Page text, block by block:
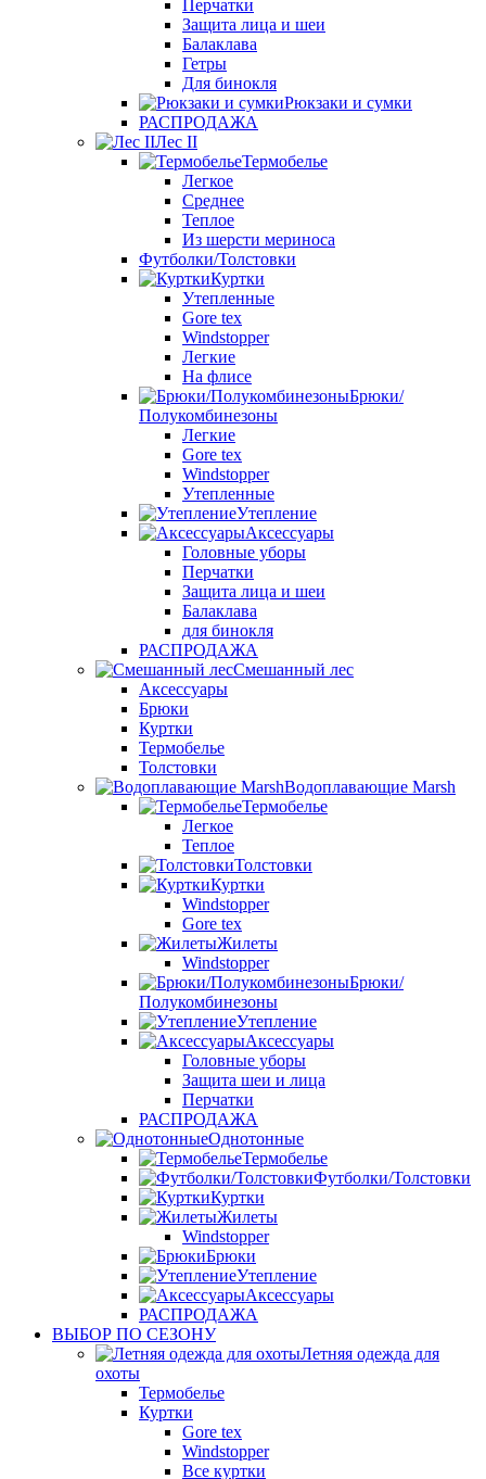
Перчатки
Защита лица и шеи
Балаклава
Гетры
Для бинокля
Рюкзаки и сумки
РАСПРОДАЖА
Лес II
Термобелье
Легкое
Среднее
Теплое
Из шерсти мериноса
Футболки/Толстовки
Куртки
Утепленные
Gore tex
Windstopper
Легкие
На флисе
Брюки/
Полукомбинезоны
Легкие
Gore tex
Windstopper
Утепленные
Утепление
Аксессуары
Головные уборы
Перчатки
Защита лица и шеи
Балаклава
для бинокля
РАСПРОДАЖА
Смешанный лес
Аксессуары
Брюки
Куртки
Термобелье
Толстовки
Водоплавающие Marsh
Термобелье
Легкое
Теплое
Толстовки
Куртки
Windstopper
Gore tex
Жилеты
Windstopper
Брюки/
Полукомбинезоны
Утепление
Аксессуары
Головные уборы
Защита шеи и лица
Перчатки
РАСПРОДАЖА
Однотонные
Термобелье
Футболки/Толстовки
Куртки
Жилеты
Windstopper
Брюки
Утепление
Аксессуары
РАСПРОДАЖА
ВЫБОР ПО СЕЗОНУ
Летняя одежда для
охоты
Термобелье
Куртки
Gore tex
Windstopper
Все куртки